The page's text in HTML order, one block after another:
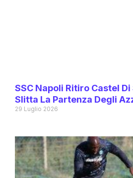
SSC Napoli Ritiro Castel
Slitta La Partenza Degli
29 Luglio 2026